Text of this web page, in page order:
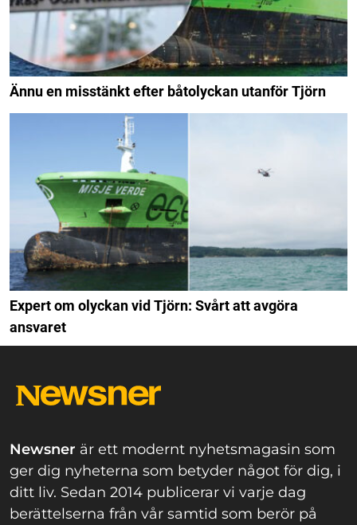
Ännu en misstänkt efter båtolyckan utanför Tjörn
Expert om olyckan vid Tjörn: Svårt att avgöra
ansvaret
Newsner är ett modernt nyhetsmagasin som
ger dig nyheterna som betyder något för dig, i
ditt liv. Sedan 2014 publicerar vi varje dag
berättelserna från vår samtid som berör på